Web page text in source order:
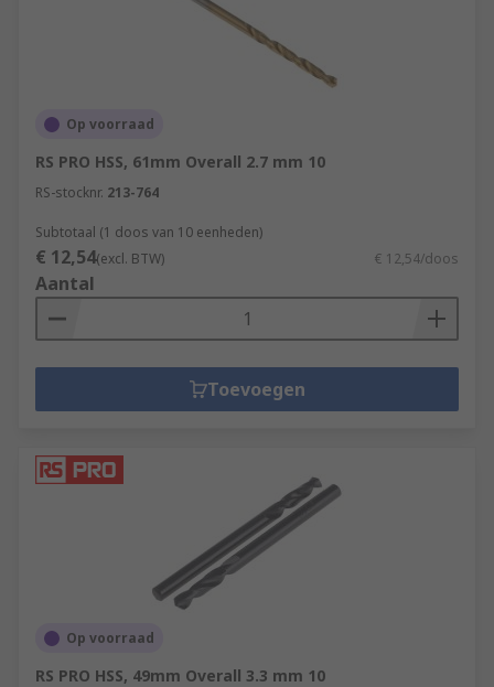
Op voorraad
RS PRO HSS, 61mm Overall 2.7 mm 10
RS-stocknr. 213-764
Subtotaal (1 doos van 10 eenheden)
€ 12,54(excl. BTW) € 12,54/doos
Aantal
Toevoegen
Op voorraad
RS PRO HSS, 49mm Overall 3.3 mm 10